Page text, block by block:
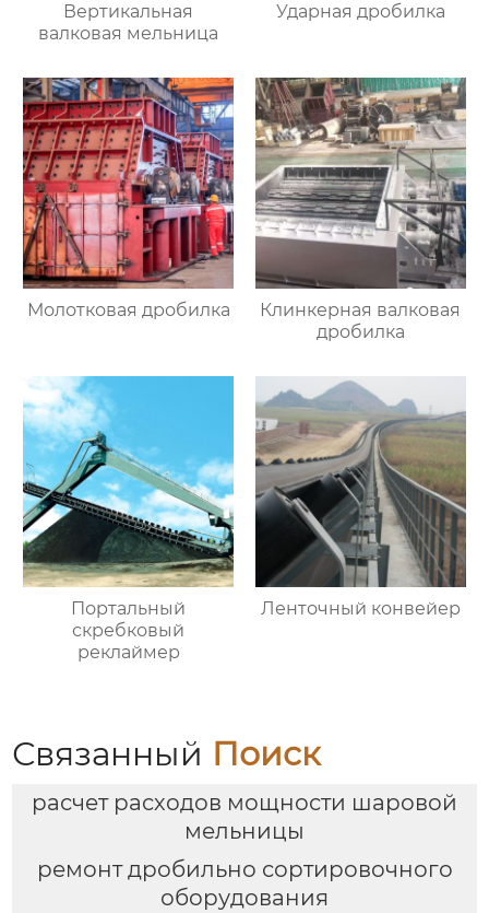
Вертикальная
валковая мельница
Ударная дробилка
Молотковая дробилка
Клинкерная валковая
дробилка
Портальный
скребковый
реклаймер
Ленточный конвейер
Связанный Поиск
расчет расходов мощности шаровой
мельницы
ремонт дробильно сортировочного
оборудования